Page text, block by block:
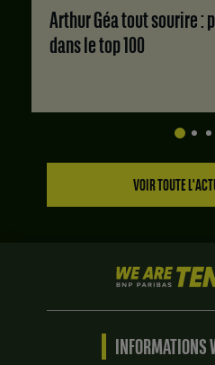
Arthur Géa tout sourire : premier titre et entrée
dans le top 100
VOIR TOUTE
INFORMATIONS